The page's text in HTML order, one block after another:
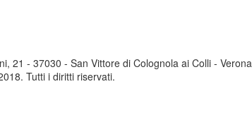
21 - 37030 - San Vittore di Colognola ai Colli - Verona
Tutti i diritti riservati.